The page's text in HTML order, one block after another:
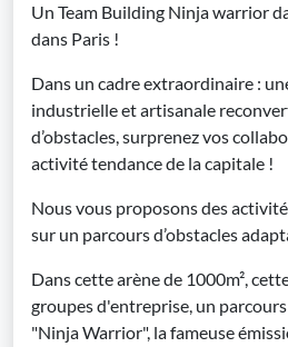
Un Team Building Ninja warrior
dans Paris !
Dans un cadre extraordinaire :
industrielle et artisanale
d’obstacles, surprenez vos
activité tendance de la capitale !
Nous vous proposons des
sur un parcours d’obstacles
Dans cette arène de 1000m²,
groupes d'entreprise, un
"Ninja Warrior", la fameuse